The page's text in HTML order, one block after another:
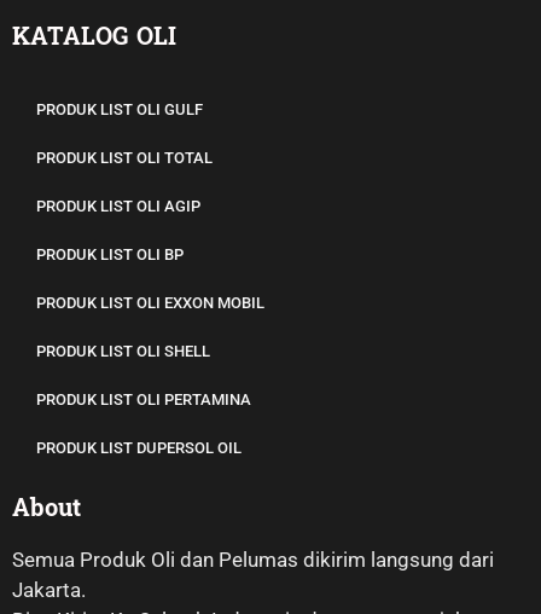
KATALOG OLI
PRODUK LIST OLI GULF
PRODUK LIST OLI TOTAL
PRODUK LIST OLI AGIP
PRODUK LIST OLI BP
PRODUK LIST OLI EXXON MOBIL
PRODUK LIST OLI SHELL
PRODUK LIST OLI PERTAMINA
PRODUK LIST DUPERSOL OIL
About
Semua Produk Oli dan Pelumas dikirim langsung dari
Jakarta.